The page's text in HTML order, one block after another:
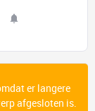
er langere
afgesloten is.